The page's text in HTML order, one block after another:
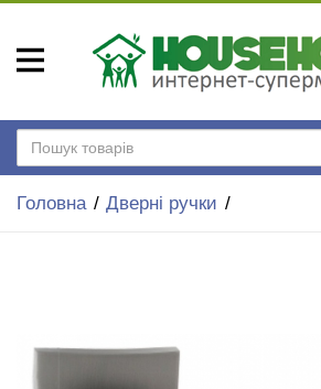
Головна Дверні ручки